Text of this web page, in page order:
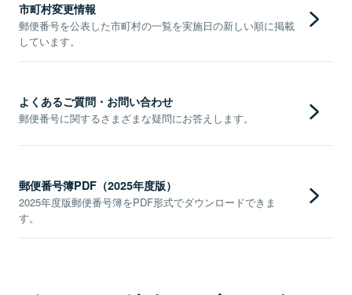
市町村変更情報
郵便番号を公表した市町村の一覧を実施日の新しい順に掲載
しています。
よくあるご質問・お問い合わせ
郵便番号に関するさまざまな疑問にお答えします。
郵便番号簿PDF（2025年度版）
2025年度版郵便番号簿をPDF形式でダウンロードできま
す。